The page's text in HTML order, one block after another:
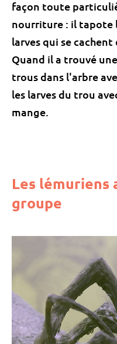
façon toute
nourriture : il tapote
larves qui se
Quand il a trouvé
trous dans l'arbre
les larves du trou
mange.
Les lémuriens
groupe